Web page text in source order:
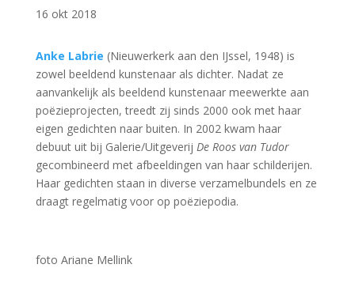
16 okt 2018
Anke Labrie (Nieuwerkerk aan den IJssel, 1948) is
zowel beeldend kunstenaar als dichter. Nadat ze
aanvankelijk als beeldend kunstenaar meewerkte aan
poëzieprojecten, treedt zij sinds 2000 ook met haar
eigen gedichten naar buiten. In 2002 kwam haar
debuut uit bij Galerie/Uitgeverij De Roos van Tudor
gecombineerd met afbeeldingen van haar schilderijen.
Haar gedichten staan in diverse verzamelbundels en ze
draagt regelmatig voor op poëziepodia.
foto Ariane Mellink